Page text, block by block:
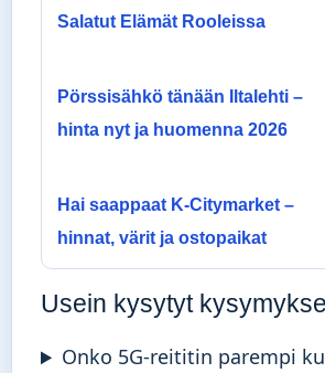
Salatut Elämät Rooleissa
Pörssisähkö tänään Iltalehti –
hinta nyt ja huomenna 2026
Hai saappaat K-Citymarket –
hinnat, värit ja ostopaikat
Usein kysytyt
Onko 5G-reititin parempi